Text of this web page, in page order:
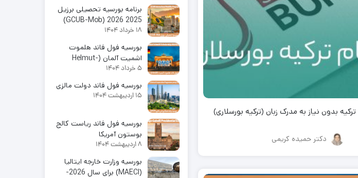
بدون نیاز به مدرک زبان (ترکیه بورسلاری)
دکتر حمیده کریمی
برنامه بورسیه تحصیلی برزیل
2025 2026 (GCUB-Mob)
18 خرداد 1404
بورسیه فول فاند هلموت
اشمیت آلمان (Helmut-
Schmidt) 2025 5026
5 خرداد 1404
بورسیه فول فاند دولت مالزی
15 اردیبهشت 1404
بورسیه فول فاند ریاست کالج
بوستون آمریکا
8 اردیبهشت 1404
بورسیه وزارت خارجه ایتالیا
(MAECI) برای سال 2026-